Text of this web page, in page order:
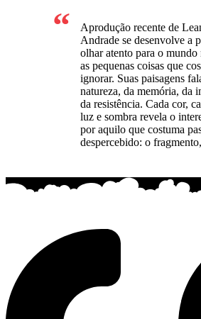
Aprodução recente de
Andrade se desenvolve a
olhar atento para o mundo
as pequenas coisas que
ignorar. Suas paisagens
natureza, da memória, da
da resistência. Cada cor,
luz e sombra revela o
por aquilo que costuma
despercebido: o